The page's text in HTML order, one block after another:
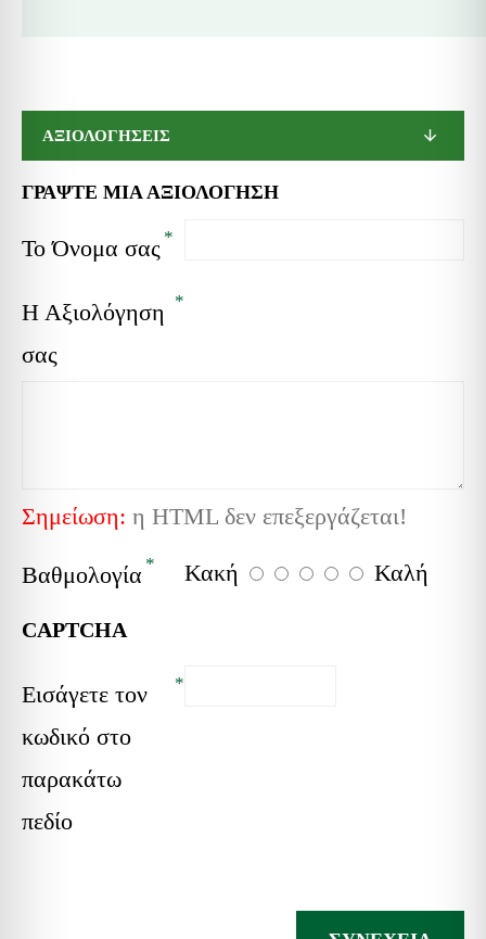
ΑΞΙΟΛΟΓΗΣΕΙΣ
ΓΡΆΨΤΕ ΜΙΑ ΑΞΙΟΛΌΓΗΣΗ
Το Όνομα σας
Η Αξιολόγηση
σας
Σημείωση: η HTML δεν επεξεργάζεται!
Βαθμολογία Κακή Καλή
CAPTCHA
Εισάγετε τον
κωδικό στο
παρακάτω
πεδίο